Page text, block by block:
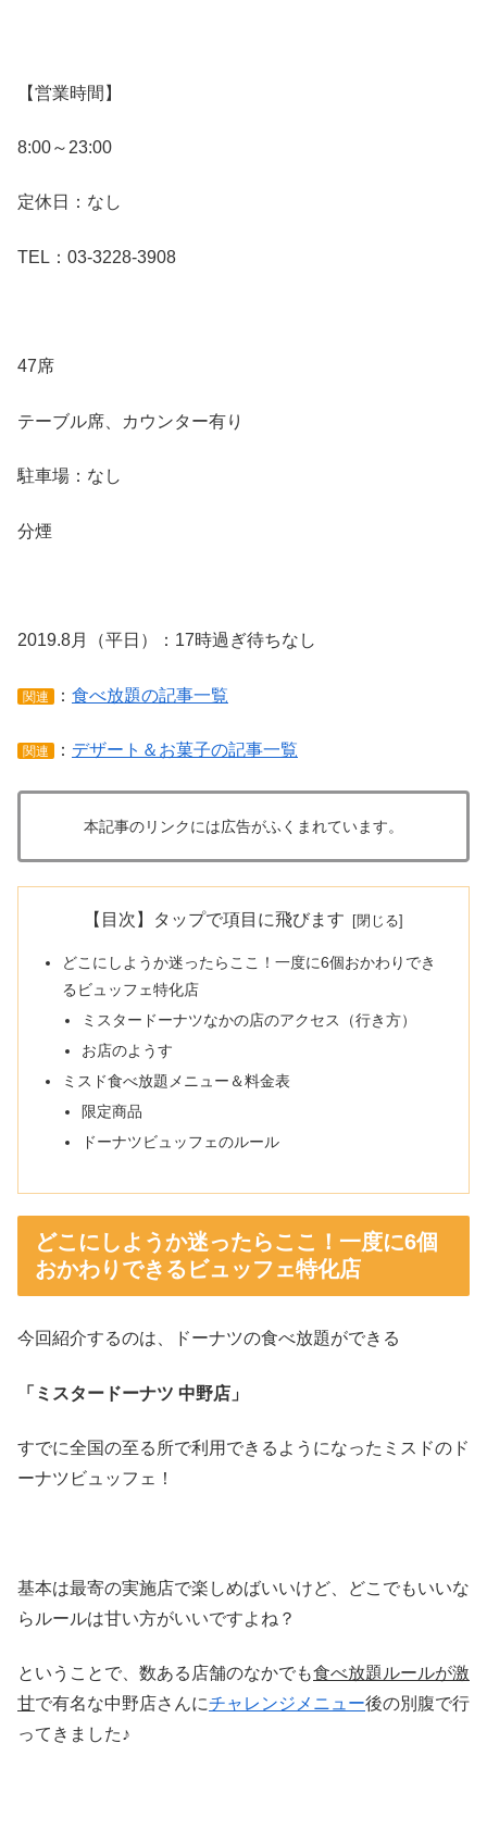
【営業時間】
8:00～23:00
定休日：なし
TEL：03-3228-3908
47席
テーブル席、カウンター有り
駐車場：なし
分煙
2019.8月（平日）：17時過ぎ待ちなし
関連 ： 食べ放題の記事一覧
関連 ： デザート＆お菓子の記事一覧
本記事のリンクには広告がふくまれています。
【目次】タップで項目に飛びます
どこにしようか迷ったらここ！一度に6個おかわりでき
るビュッフェ特化店
ミスタードーナツなかの店のアクセス（行き方）
お店のようす
ミスド食べ放題メニュー＆料金表
限定商品
ドーナツビュッフェのルール
どこにしようか迷ったらここ！一度に6個
おかわりできるビュッフェ特化店
今回紹介するのは、ドーナツの食べ放題ができる
「ミスタードーナツ 中野店」
すでに全国の至る所で利用できるようになったミスドのド
ーナツビュッフェ！
基本は最寄の実施店で楽しめばいいけど、どこでもいいな
らルールは甘い方がいいですよね？
ということで、数ある店舗のなかでも食べ放題ルールが激
甘で有名な中野店さんにチャレンジメニュー後の別腹で行
ってきました♪